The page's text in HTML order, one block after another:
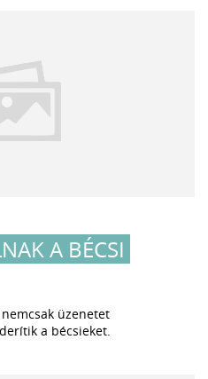
A BÉCSI
üzenetet
a bécsieket.